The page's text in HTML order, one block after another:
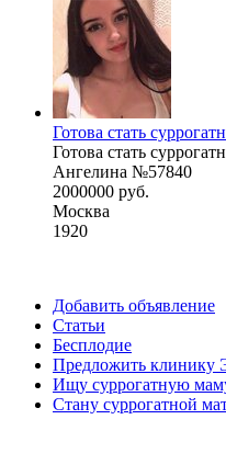
Готова стать
Готова стать
Ангелина №57840
2000000 руб.
Москва
1920
Добавить объявление
Статьи
Бесплодие
Предложить клинику
Ищу суррогатную
Стану суррогатной